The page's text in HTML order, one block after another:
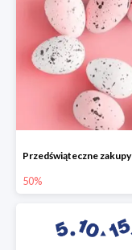
50%